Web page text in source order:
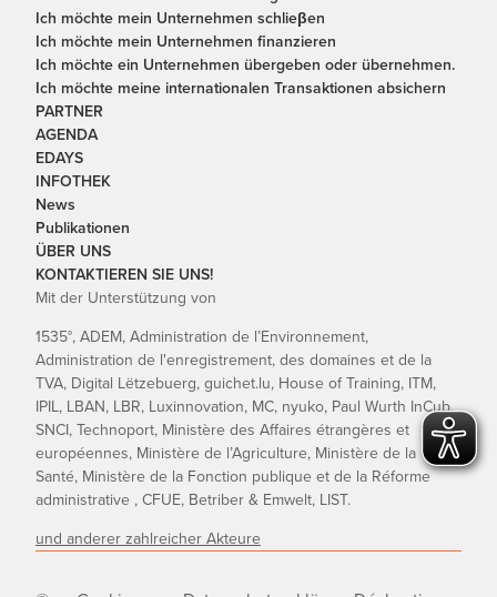
Ich möchte mein Unternehmen schlieβen
Ich möchte mein Unternehmen finanzieren
Ich möchte ein Unternehmen übergeben oder übernehmen.
Ich möchte meine internationalen Transaktionen absichern
PARTNER
AGENDA
EDAYS
INFOTHEK
News
Publikationen
ÜBER UNS
KONTAKTIEREN SIE UNS!
Mit der Unterstützung von
1535°, ADEM, Administration de l’Environnement,
Administration de l'enregistrement, des domaines et de la
TVA, Digital Lëtzebuerg, guichet.lu, House of Training, ITM,
IPIL, LBAN, LBR, Luxinnovation, MC, nyuko, Paul Wurth InCub,
SNCI, Technoport, Ministère des Affaires étrangères et
européennes, Ministère de l’Agriculture, Ministère de la
Santé, Ministère de la Fonction publique et de la Réforme
administrative , CFUE, Betriber & Emwelt, LIST.
und anderer zahlreicher Akteure